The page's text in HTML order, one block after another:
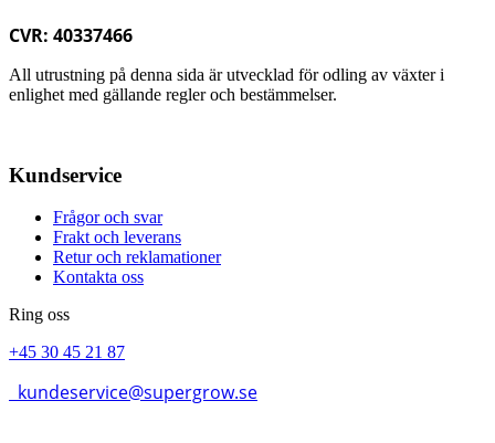
CVR: 40337466
All utrustning på denna sida är utvecklad för odling av växter i
enlighet med gällande regler och bestämmelser.
Kundservice
Frågor och svar
Frakt och leverans
Retur och reklamationer
Kontakta oss
Ring oss
+45 30 45 21 87
kundeservice@supergrow.se